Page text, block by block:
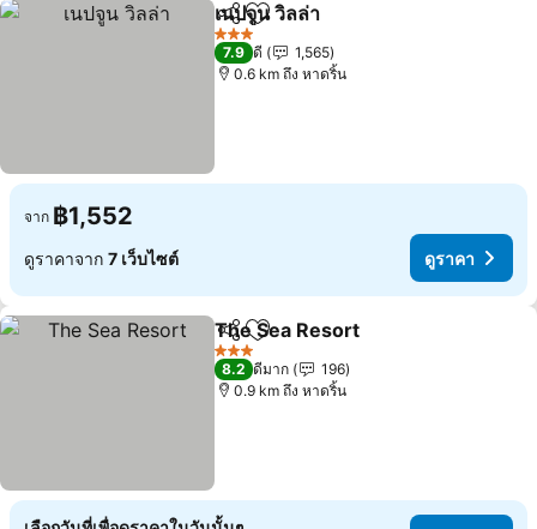
แชร์ เพิ่มในรายการโปรด
เนปจูน วิลล่า
3 ดาว
7.9 ดี
1,565
0.6 km ถึง หาดริ้น
จาก ฿1,552
ดูราคาจาก 7 เว็บไซต์ ดูราคา
แชร์ เพิ่มในรายการโปรด
The Sea Resort
3 ดาว
8.2 ดีมาก
196
0.9 km ถึง หาดริ้น